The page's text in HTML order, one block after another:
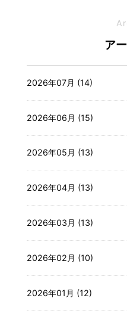
ア
2026年07月 (14)
2026年06月 (15)
2026年05月 (13)
2026年04月 (13)
2026年03月 (13)
2026年02月 (10)
2026年01月 (12)